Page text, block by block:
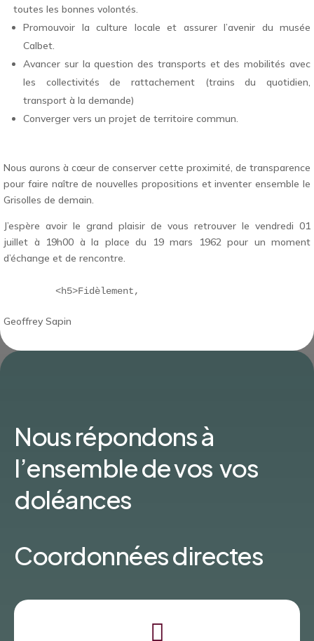
toutes les bonnes volontés.
Promouvoir la culture locale et assurer l’avenir du musée
Calbet.
Avancer sur la question des transports et des mobilités avec
les collectivités de rattachement (trains du quotidien,
transport à la demande)
Converger vers un projet de territoire commun.
Nous aurons à cœur de conserver cette proximité, de transparence
pour faire naître de nouvelles propositions et inventer ensemble le
Grisolles de demain.
J’espère avoir le grand plaisir de vous retrouver le vendredi 01
juillet à 19h00 à la place du 19 mars 1962 pour un moment
d’échange et de rencontre.
Geoffrey Sapin
Nous répondons à
l’ensemble de vos vos
doléances
Coordonnées directes
